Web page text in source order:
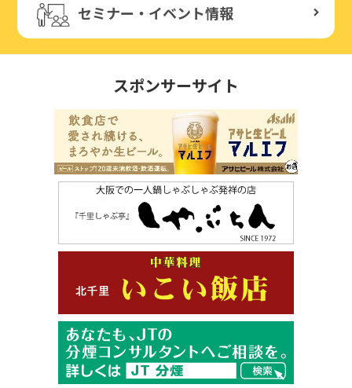
セミナー・イベント情報
スポンサーサイト